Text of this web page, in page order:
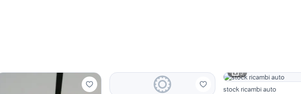
3
stock ricambi auto